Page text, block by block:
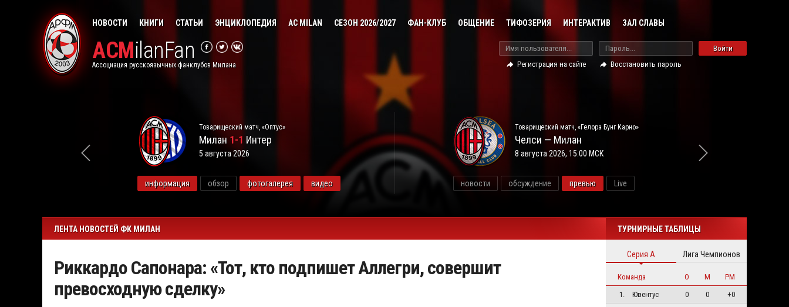
НОВОСТИ КНИГИ СТАТЬИ ЭНЦИКЛОПЕДИЯ AC MILAN СЕЗОН 2026/2027 ФАН-КЛУБ ОБЩЕНИЕ ТИФОЗЕРИЯ ИНТЕРАКТИВ ЗАЛ СЛАВЫ
ACMilanFan
Ассоциация русскоязычных фанклубов Милана
Войти
Регистрация на сайте
Восстановить пароль
Товарищеский матч, «Оптус»
Милан 1-1 Интер
5 августа 2026
информация обзор фотогалерея видео
Товарищеский матч, «Гелора Бунг Карно»
Челси — Милан
8 августа 2026, 15:00 МСК
новости обсуждение превью Live
ЛЕНТА НОВОСТЕЙ ФК МИЛАН
Риккардо Сапонара: «Тот, кто подпишет Аллегри, совершит
превосходную сделку»
ТУРНИРНЫЕ ТАБЛИЦЫ
Серия А Лига Чемпионов
Команда О М
РМ
1.
Ювентус 0 0
+0